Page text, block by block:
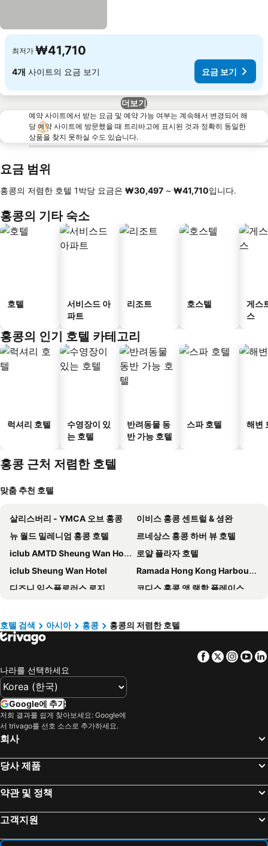
최저가 ₩41,710
4개 사이트의 요금 보기 요금 보기
더보기
예약 사이트에서 받는 요금 및 예약 가능 여부는 계속해서 변경되어 해
당 예약 사이트에 방문했을 때 트리바고에 표시된 것과 정확히 동일한
상품을 찾지 못하실 수도 있습니다.
요금 범위
홍콩의 저렴한 호텔 1박당 요금은 ‎₩30,497 ~ ‎₩41,710입니다.
홍콩의 기타 숙소
호텔
서비스드 아
파트
리조트 호스텔
게스
스
홍콩의 인기 호텔 카테고리
럭셔리 호텔
수영장이 있
는 호텔
반려동물 동
반 가능 호텔
스파 호텔 해변
홍콩 근처 저렴한 호텔
맞춤 추천 호텔
살리스버리 - YMCA 오브 홍콩
이비스 홍콩 센트럴 & 셩완
뉴 월드 밀레니엄 홍콩 호텔
르네상스 홍콩 하버 뷰 호텔
iclub AMTD Sheung Wan Hotel
로얄 플라자 호텔
iclub Sheung Wan Hotel
Ramada Hong Kong Harbour View
디즈니 익스플로러스 로지
코디스 홍콩 앳 랭함 플레이스
메트로파크 호텔 몽콕
마르코 폴로 홍콩 호텔
홍콩 스카이시티 메리어트 호텔
Regala Skycity Hotel
Sheraton Hong Kong Hotel & Towers
Kerry Hotel, Hong Kong
Kowloon Shangri-La, Hong Kong
호텔 아이콘
팬다 호텔
Hyatt Centric Victoria Harbour Hong Kong
미라 홍콩
베스트 웨스턴 플러스 호텔 홍콩
Eaton Hk
Harbour Grand Kowloon
호텔 검색 아시아 홍콩 홍콩의 저렴한 호텔
Facebook
Twitter
나라를 선택하세요
Google에 추가
저희 결과를 쉽게 찾아보세요: Google에
서 trivago를 선호 소스로 추가하세요.
회사
당사 제품
약관 및 정책
고객지원